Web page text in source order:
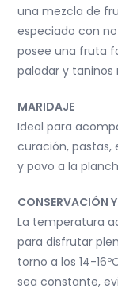
una mezcla de
especiado con
posee una fruta
paladar y taninos
MARIDAJE
Ideal para
curación, pastas,
y pavo a la
CONSERVACIÓN
La temperatura
para disfrutar
torno a los 14-
sea constante,